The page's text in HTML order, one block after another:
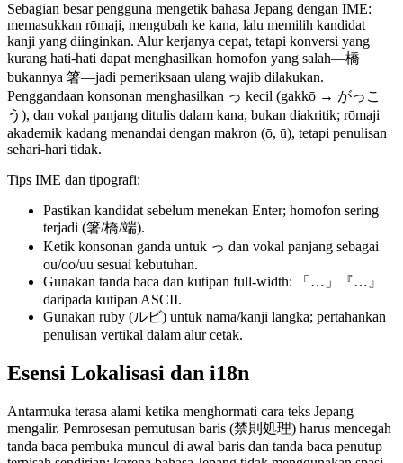
Sebagian besar pengguna mengetik bahasa Jepang dengan IME:
memasukkan rōmaji, mengubah ke kana, lalu memilih kandidat
kanji yang diinginkan. Alur kerjanya cepat, tetapi konversi yang
kurang hati-hati dapat menghasilkan homofon yang salah—橋
bukannya 箸—jadi pemeriksaan ulang wajib dilakukan.
Penggandaan konsonan menghasilkan っ kecil (gakkō → がっこ
う), dan vokal panjang ditulis dalam kana, bukan diakritik; rōmaji
akademik kadang menandai dengan makron (ō, ū), tetapi penulisan
sehari-hari tidak.
Tips IME dan tipografi:
Pastikan kandidat sebelum menekan Enter; homofon sering
terjadi (箸/橋/端).
Ketik konsonan ganda untuk っ dan vokal panjang sebagai
ou/oo/uu sesuai kebutuhan.
Gunakan tanda baca dan kutipan full‑width: 「…」『…』
daripada kutipan ASCII.
Gunakan ruby (ルビ) untuk nama/kanji langka; pertahankan
penulisan vertikal dalam alur cetak.
Esensi Lokalisasi dan i18n
Antarmuka terasa alami ketika menghormati cara teks Jepang
mengalir. Pemrosesan pemutusan baris (禁則処理) harus mencegah
tanda baca pembuka muncul di awal baris dan tanda baca penutup